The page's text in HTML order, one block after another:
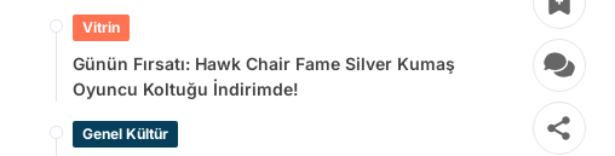
Vitrin
Günün Fırsatı: Hawk Chair Fame Silver Kumaş
Oyuncu Koltuğu İndirimde!
Genel Kültür